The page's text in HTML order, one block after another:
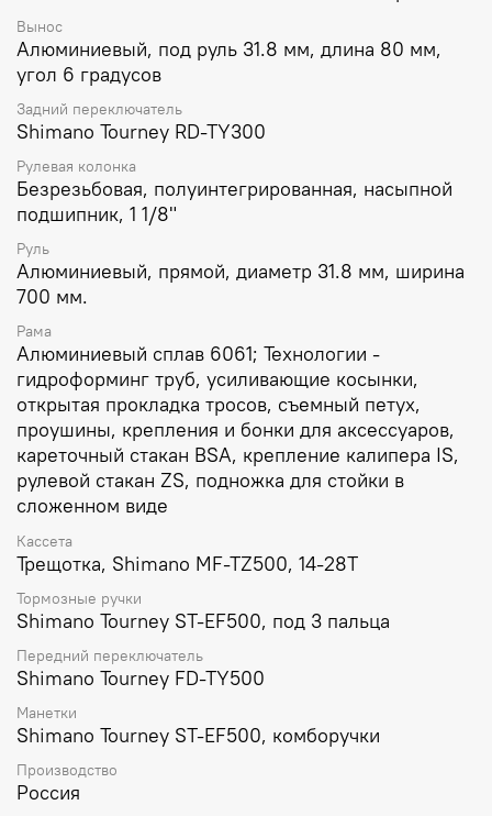
Вынос
Алюминиевый, под руль 31.8 мм, длина 80 мм,
угол 6 градусов
Задний переключатель
Shimano Tourney RD-TY300
Рулевая колонка
Безрезьбовая, полуинтегрированная, насыпной
подшипник, 1 1/8"
Руль
Алюминиевый, прямой, диаметр 31.8 мм, ширина
700 мм.
Рама
Алюминиевый сплав 6061; Технологии -
гидроформинг труб, усиливающие косынки,
открытая прокладка тросов, съемный петух,
проушины, крепления и бонки для аксессуаров,
кареточный стакан BSA, крепление калипера IS,
рулевой стакан ZS, подножка для стойки в
сложенном виде
Кассета
Трещотка, Shimano MF-TZ500, 14-28T
Тормозные ручки
Shimano Tourney ST-EF500, под 3 пальца
Передний переключатель
Shimano Tourney FD-TY500
Манетки
Shimano Tourney ST-EF500, комборучки
Производство
Россия